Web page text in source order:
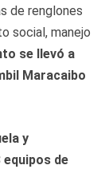
de renglones
social, manejo
se llevó a
Maracaibo
y
de